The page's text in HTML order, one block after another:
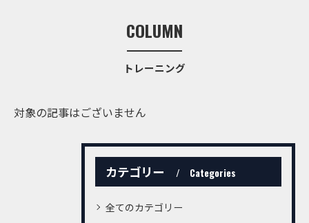
COLUMN
トレーニング
対象の記事はございません
カテゴリー Categories
全てのカテゴリー